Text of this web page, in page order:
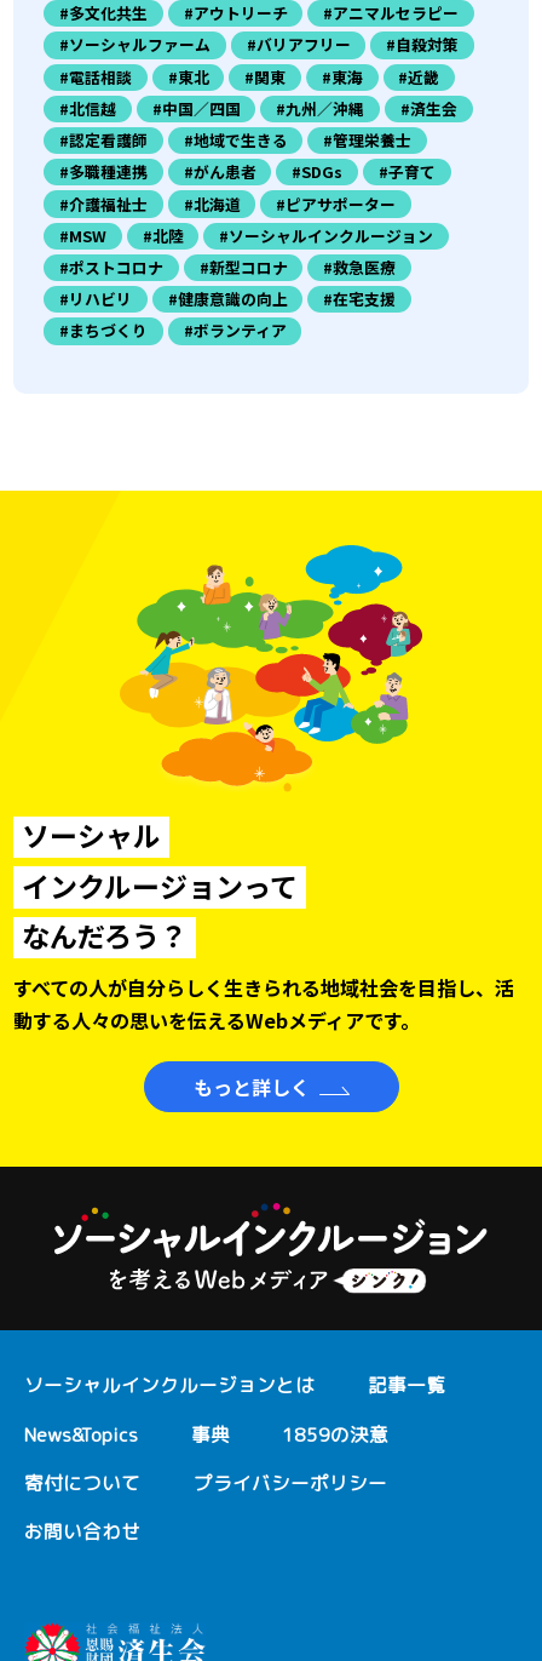
#多文化共生
#アウトリーチ
#アニマルセラピー
#ソーシャルファーム
#バリアフリー
#自殺対策
#電話相談
#東北 #関東 #東海
#近畿
#北信越
#中国／四国 #九州／沖縄
#済生会
#認定看護師
#地域で生きる
#管理栄養士
#多職種連携
#がん患者 #SDGs
#子育て
#介護福祉士
#北海道
#ピアサポーター
#MSW
#北陸
#ソーシャルインクルージョン
#ポストコロナ
#新型コロナ
#救急医療
#リハビリ
#健康意識の向上
#在宅支援
#まちづくり
#ボランティア
ソーシャル
インクルージョンって
なんだろう？
すべての人が自分らしく生きられる地域社会を目指し、活
動する人々の思いを伝えるWebメディアです。
もっと詳しく
ソーシャルインクルージョンとは
記事一覧
News&Topics
事典
1859の決意
寄付について
プライバシーポリシー
お問い合わせ